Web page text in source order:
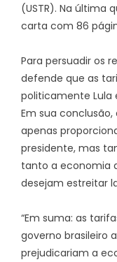
(USTR). Na última
carta com 86
Para persuadir os
defende que as
politicamente Lula
Em sua
apenas
presidente, mas
tanto a economia
desejam estreitar
“Em suma: as
governo brasileiro
prejudicariam a